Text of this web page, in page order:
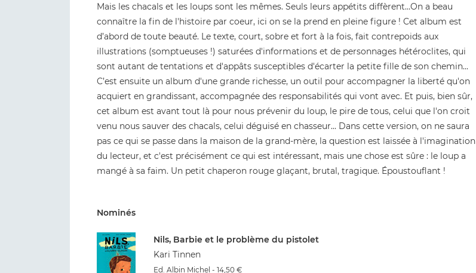
Mais les chacals et les loups sont les mêmes. Seuls leurs appétits diffèrent…On a beau
connaître la fin de l'histoire par coeur, ici on se la prend en pleine figure ! Cet album est
d’abord de toute beauté. Le texte, court, sobre et fort à la fois, fait contrepoids aux
illustrations (somptueuses !) saturées d'informations et de personnages hétéroclites, qui
sont autant de tentations et d'appâts susceptibles d'écarter la petite fille de son chemin...
C’est ensuite un album d'une grande richesse, un outil pour accompagner la liberté qu'on
acquiert en grandissant, accompagnée des responsabilités qui vont avec. Et puis, bien sûr,
cet album est avant tout là pour nous prévenir du loup, le pire de tous, celui que l'on croit
venu nous sauver des chacals, celui déguisé en chasseur... Dans cette version, on ne saura
pas ce qui se passe dans la maison de la grand-mère, la question est laissée à l'imagination
du lecteur, et c'est précisément ce qui est intéressant, mais une chose est sûre : le loup a
mangé à sa faim. Un petit chaperon rouge glaçant, brutal, tragique. Époustouflant !
Nominés
Nils, Barbie et le problème du pistolet
Kari Tinnen
Ed. Albin Michel - 14,50 €